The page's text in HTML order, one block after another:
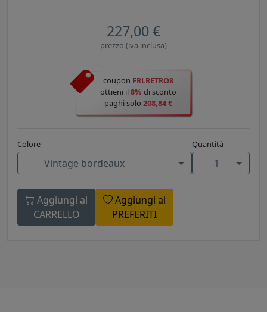
227,00 €
prezzo (iva inclusa)
coupon FRLRETRO8
ottieni il8% di sconto
paghi solo 208,84 €
Colore
Vintage bordeaux
Quantità
1
Aggiungi al
CARRELLO
Aggiungi ai
PREFERITI